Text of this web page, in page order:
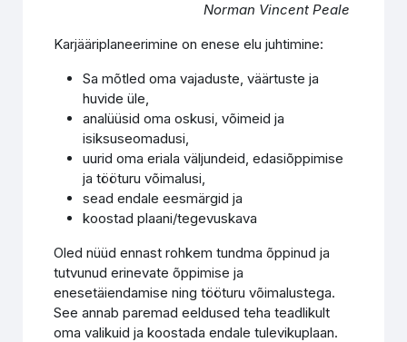
Norman Vincent Peale
Karjääriplaneerimine on enese elu juhtimine:
Sa mõtled oma vajaduste, väärtuste ja
huvide üle,
analüüsid oma oskusi, võimeid ja
isiksuseomadusi,
uurid oma eriala väljundeid, edasiõppimise
ja tööturu võimalusi,
sead endale eesmärgid ja
koostad plaani/tegevuskava
Oled nüüd ennast rohkem tundma õppinud ja
tutvunud erinevate õppimise ja
enesetäiendamise ning tööturu võimalustega.
See annab paremad eeldused teha teadlikult
oma valikuid ja koostada endale tulevikuplaan.